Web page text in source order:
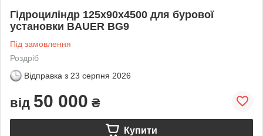
Гідроциліндр 125х90х4500 для бурової
установки BAUER BG9
Під замовлення
Роздріб
Відправка з 23 серпня 2026
від 50 000 ₴
Купити